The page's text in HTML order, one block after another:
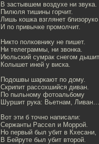
В застывшем воздухе ни звука.
Пилюля тишины горчит.
Лишь кошка взглянет близоруко
И по привычке промолчит.
Никто полковнику не пишет.
Ни телеграммы, ни звонка.
Июльский сумрак снегом
Колышет иней у виска.
Подошвы шаркают по дому.
Скрипит рассохшийся диван.
По пыльному фотоальбому
Шуршит рука: Вьетнам, Ливан…
Вот эти б точно написали:
Сержанты Рассел и Моррой.
Но первый был убит в Кхесани,
В Бейруте был убит второй.